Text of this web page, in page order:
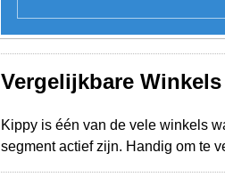
Vergelijkbare Winkels
Kippy is één van de vele winkels
segment actief zijn. Handig om te